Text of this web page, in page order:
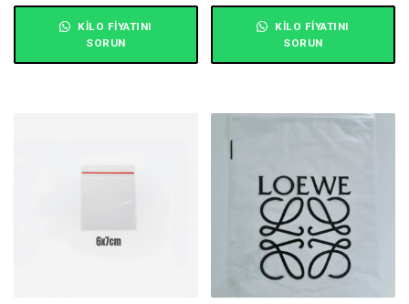
KILO FIYATINI
SORUN
KILO FIYATINI
SORUN